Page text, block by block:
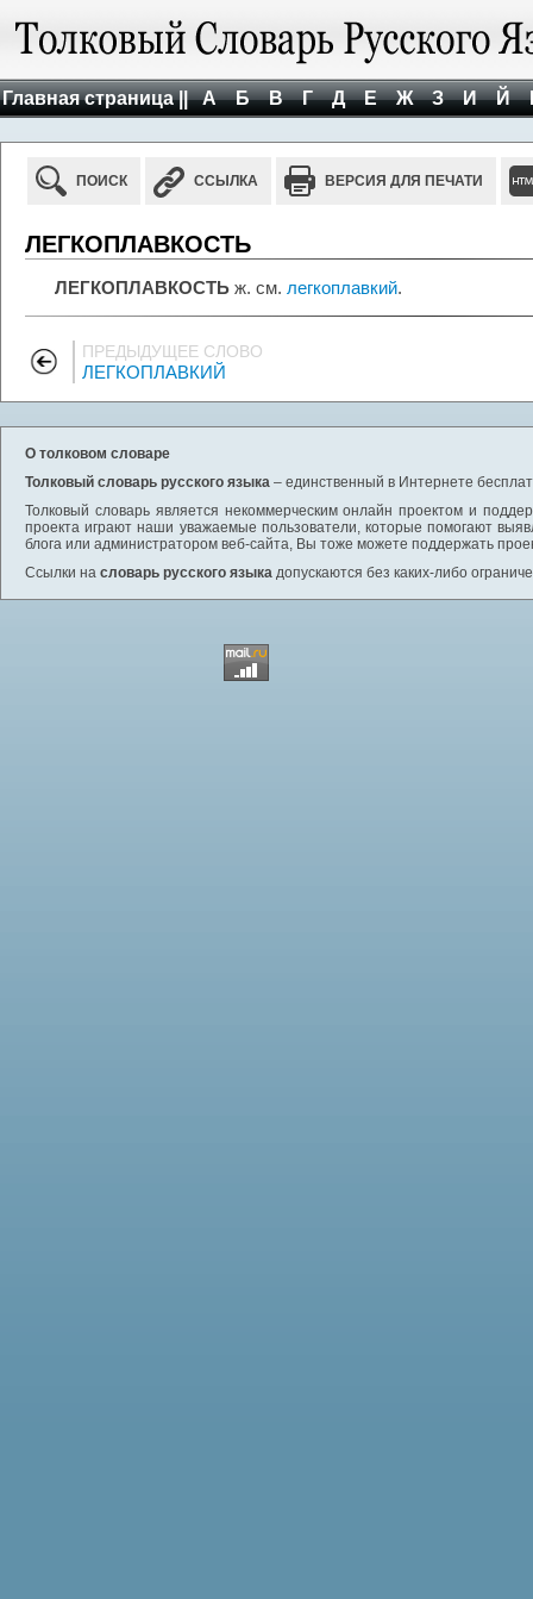
Главная страница || А Б В Г Д Е Ж З И Й
ПОИСК ССЫЛКА ВЕРСИЯ ДЛЯ ПЕЧАТИ
ЛЕГКОПЛАВКОСТЬ
ЛЕГКОПЛАВКОСТЬ ж. см. легкоплавкий.
ПРЕДЫДУЩЕЕ СЛОВО
ЛЕГКОПЛАВКИЙ
О толковом словаре
Толковый словарь русского языка – единственный в Интернете
Толковый словарь является некоммерческим онлайн проектом и
проекта играют наши уважаемые пользователи, которые помогают
блога или администратором веб-сайта, Вы тоже можете поддержать
Ссылки на словарь русского языка допускаются без каких-либо